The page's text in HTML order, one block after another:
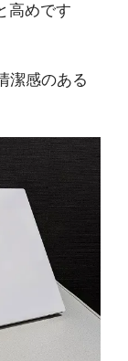
高めです
潔感のある